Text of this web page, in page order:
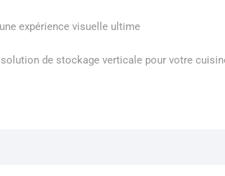
expérience visuelle ultime
solution de stockage verticale pour votre